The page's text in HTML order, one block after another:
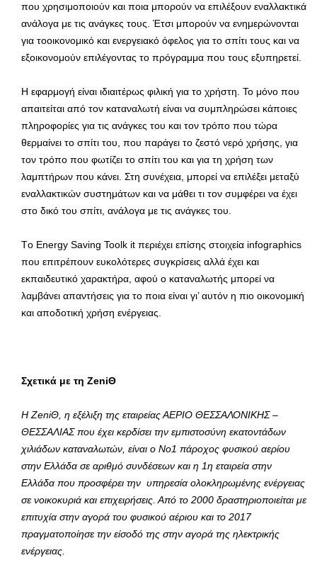
που χρησιμοποιούν και ποια μπορούν να επιλέξουν εναλλακτικά
ανάλογα με τις ανάγκες τους. Έτσι μπορούν να ενημερώνονται
για τοοικονομικό και ενεργειακό όφελος για το σπίτι τους και να
εξοικονομούν επιλέγοντας το πρόγραμμα που τους εξυπηρετεί.
Η εφαρμογή είναι ιδιαιτέρως φιλική για το χρήστη. Το μόνο που
απαιτείται από τον καταναλωτή είναι να συμπληρώσει κάποιες
πληροφορίες για τις ανάγκες του και τον τρόπο που τώρα
θερμαίνει το σπίτι του, που παράγει το ζεστό νερό χρήσης, για
τον τρόπο που φωτίζει το σπίτι του και για τη χρήση των
λαμπτήρων που κάνει. Στη συνέχεια, μπορεί να επιλέξει μεταξύ
εναλλακτικών συστημάτων και να μάθει τι τον συμφέρει να έχει
στο δικό του σπίτι, ανάλογα με τις ανάγκες του.
Tο Energy Saving Toolk it περιέχει επίσης στοιχεία infographics
που επιτρέπουν ευκολότερες συγκρίσεις αλλά έχει και
εκπαιδευτικό χαρακτήρα, αφού ο καταναλωτής μπορεί να
λαμβάνει απαντήσεις για το ποια είναι γι’ αυτόν η πιο οικονομική
και αποδοτική χρήση ενέργειας.
Σχετικά με τη ΖeniΘ
Η ΖeniΘ, η εξέλιξη της εταιρείας ΑΕΡΙΟ ΘΕΣΣΑΛΟΝΙΚΗΣ –
ΘΕΣΣΑΛΙΑΣ που έχει κερδίσει την εμπιστοσύνη εκατοντάδων
χιλιάδων καταναλωτών, είναι ο Νο1 πάροχος φυσικού αερίου
στην Ελλάδα σε αριθμό συνδέσεων και η 1η εταιρεία στην
Ελλάδα που προσφέρει την υπηρεσία ολοκληρωμένης ενέργειας
σε νοικοκυριά και επιχειρήσεις. Από το 2000 δραστηριοποιείται με
επιτυχία στην αγορά του φυσικού αέριου και το 2017
πραγματοποίησε την είσοδό της στην αγορά της ηλεκτρικής
ενέργειας.